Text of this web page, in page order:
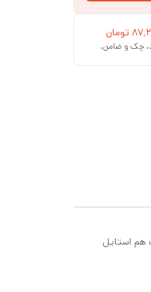
تومان
هم استایل